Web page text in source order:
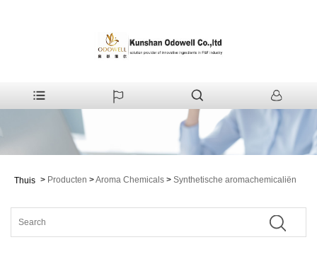
Thuis > Producten >Aroma Chemicals > Synthetische aromachemicaliën